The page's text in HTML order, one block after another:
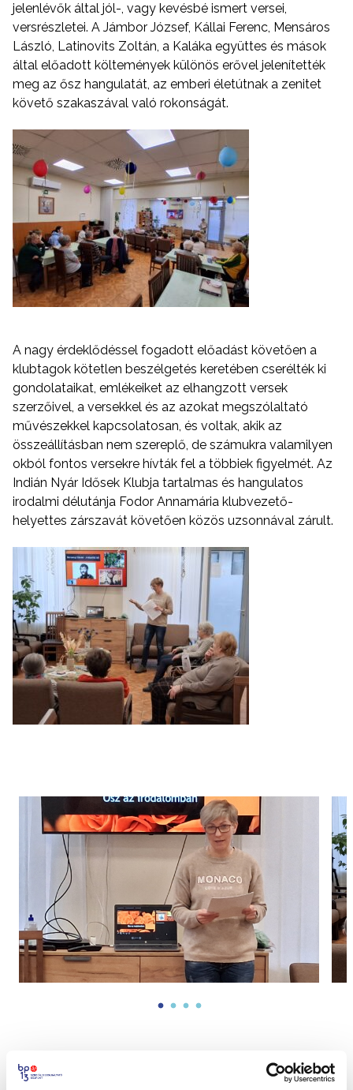
jelenlévők által jól-, vagy kevésbé ismert versei,
versrészletei. A Jámbor József, Kállai Ferenc, Mensáros
László, Latinovits Zoltán, a Kaláka együttes és mások
által előadott költemények különös erővel jelenítették
meg az ősz hangulatát, az emberi életútnak a zenitet
követő szakaszával való rokonságát.
A nagy érdeklődéssel fogadott előadást követően a
klubtagok kötetlen beszélgetés keretében cserélték ki
gondolataikat, emlékeiket az elhangzott versek
szerzőivel, a versekkel és az azokat megszólaltató
művészekkel kapcsolatosan, és voltak, akik az
összeállításban nem szereplő, de számukra valamilyen
okból fontos versekre hívták fel a többiek figyelmét. Az
Indián Nyár Idősek Klubja tartalmas és hangulatos
irodalmi délutánja Fodor Annamária klubvezető-
helyettes zárszavát követően közös uzsonnával zárult.